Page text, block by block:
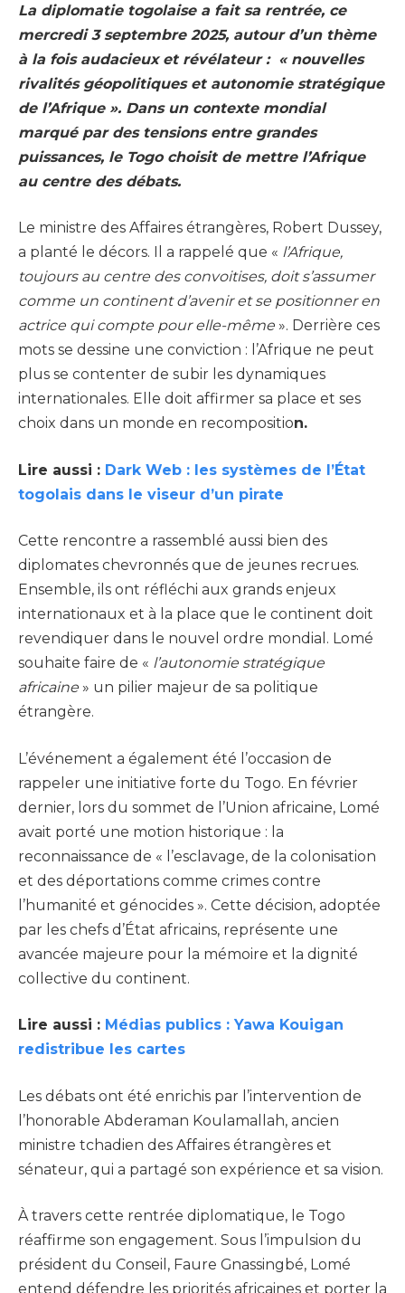
La diplomatie togolaise a fait sa rentrée, ce
mercredi 3 septembre 2025, autour d’un thème
à la fois audacieux et révélateur : « nouvelles
rivalités géopolitiques et autonomie stratégique
de l’Afrique ». Dans un contexte mondial
marqué par des tensions entre grandes
puissances, le Togo choisit de mettre l’Afrique
au centre des débats.
Le ministre des Affaires étrangères, Robert Dussey,
a planté le décors. Il a rappelé que « l’Afrique,
toujours au centre des convoitises, doit s’assumer
comme un continent d’avenir et se positionner en
actrice qui compte pour elle-même ». Derrière ces
mots se dessine une conviction : l’Afrique ne peut
plus se contenter de subir les dynamiques
internationales. Elle doit affirmer sa place et ses
choix dans un monde en recomposition.
Lire aussi : Dark Web : les systèmes de l’État
togolais dans le viseur d’un pirate
Cette rencontre a rassemblé aussi bien des
diplomates chevronnés que de jeunes recrues.
Ensemble, ils ont réfléchi aux grands enjeux
internationaux et à la place que le continent doit
revendiquer dans le nouvel ordre mondial. Lomé
souhaite faire de « l’autonomie stratégique
africaine » un pilier majeur de sa politique
étrangère.
L’événement a également été l’occasion de
rappeler une initiative forte du Togo. En février
dernier, lors du sommet de l’Union africaine, Lomé
avait porté une motion historique : la
reconnaissance de « l’esclavage, de la colonisation
et des déportations comme crimes contre
l’humanité et génocides ». Cette décision, adoptée
par les chefs d’État africains, représente une
avancée majeure pour la mémoire et la dignité
collective du continent.
Lire aussi : Médias publics : Yawa Kouigan
redistribue les cartes
Les débats ont été enrichis par l’intervention de
l’honorable Abderaman Koulamallah, ancien
ministre tchadien des Affaires étrangères et
sénateur, qui a partagé son expérience et sa vision.
À travers cette rentrée diplomatique, le Togo
réaffirme son engagement. Sous l’impulsion du
président du Conseil, Faure Gnassingbé, Lomé
entend défendre les priorités africaines et porter la